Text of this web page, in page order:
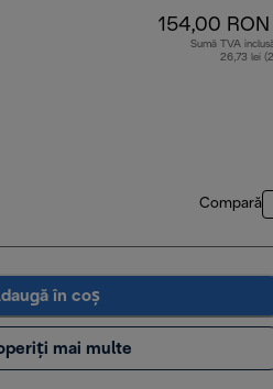
154,00 RON
Sumă TVA
26,73 lei
Compară
în coș
mai multe